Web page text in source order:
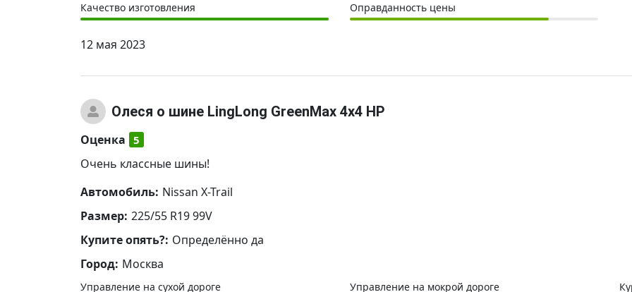
Качество изготовления Оправданность цены
12 мая 2023
Олеся о шине LingLong GreenMax 4x4 HP
Оценка 5
Очень классные шины!
Автомобиль: Nissan X-Trail
Размер: 225/55 R19 99V
Купите опять?: Определённо да
Город: Москва
Управление на сухой дороге Управление на мокрой дороге